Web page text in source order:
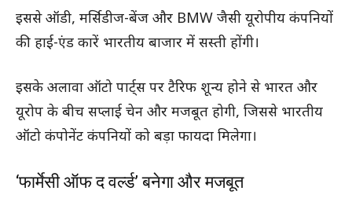
इससे ऑडी, मर्सिडीज-बेंज और BMW जैसी यूरोपीय कंपनियों
की हाई-एंड कारें भारतीय बाजार में सस्ती होंगी।
इसके अलावा ऑटो पार्ट्स पर टैरिफ शून्य होने से भारत और
यूरोप के बीच सप्लाई चेन और मजबूत होगी, जिससे भारतीय
ऑटो कंपोनेंट कंपनियों को बड़ा फायदा मिलेगा।
‘फार्मेसी ऑफ द वर्ल्ड’ बनेगा और मजबूत